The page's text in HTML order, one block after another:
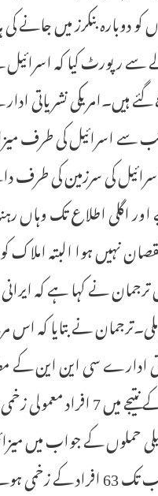
کو دوبارہ بنکرز میں
سے رپورٹ کیا کہ
ہیں۔امریکی نشریاتی
سے اسرائیل کی طرف
کی سرزمین کی طرف
اگلی اطلاع تک وہاں
نہیں ہوا البتہ
نے کہا ہے کہ
نے بتایا کہ اس
ادارے سی این این کے
حملے کے نتیجے
حملوں کے جواب میں
کی اطلاعات موصول ہوئی ہیں۔